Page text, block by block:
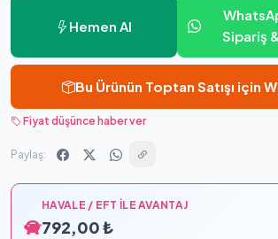
Hemen Al
Sipariş
Bu Ürünün Toptan Satışı için
Fiyat düşünce haber ver
Paylaş:
HAVALE / EFT İLE AVANTAJ
792,00 ₺